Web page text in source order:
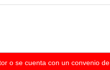
o se cuenta con un convenio de